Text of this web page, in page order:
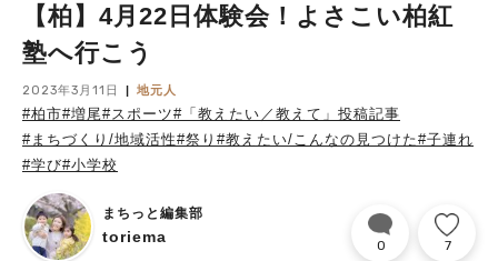
【柏】4月22日体験会！よさこい柏紅
塾へ行こう
2023年3月11日 地元人
#柏市#増尾#スポーツ#「教えたい／教えて」投稿記事
#まちづくり/地域活性#祭り #教えたい/こんなの見つけた#子連れ
#学び#小学校
まちっと編集部
toriema 0 7